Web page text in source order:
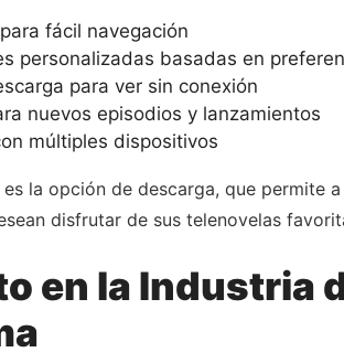
fácil navegación
personalizadas basadas en
para ver sin conexión
nuevos episodios y lanzamientos
múltiples dispositivos
la opción de descarga, que permite
disfrutar de sus telenovelas
en la Industria